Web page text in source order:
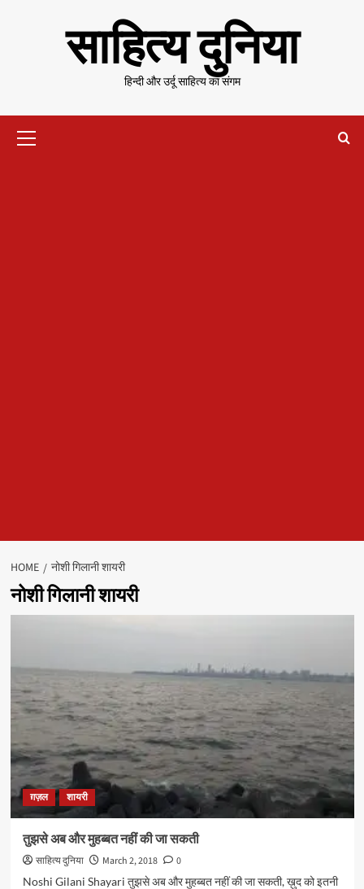
साहित्य दुनिया
हिन्दी और उर्दू साहित्य का संगम
Menu
HOME नोशी गिलानी शायरी
नोशी गिलानी शायरी
ग़ज़ल शायरी
तुझसे अब और मुहब्बत नहीं की जा सकती
साहित्य दुनिया March 2, 2018
0
Noshi Gilani Shayari तुझसे अब और मुहब्बत नहीं की जा सकती, ख़ुद को इतनी